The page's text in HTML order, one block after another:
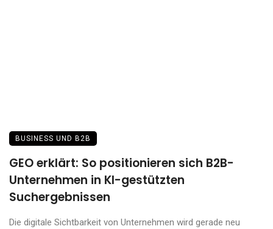
BUSINESS UND B2B
GEO erklärt: So positionieren sich B2B-
Unternehmen in KI-gestützten
Suchergebnissen
Die digitale Sichtbarkeit von Unternehmen wird gerade neu